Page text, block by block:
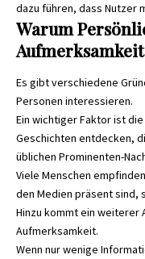
dazu führen, dass Nutzer
Warum
Es gibt verschiedene
Personen interessieren.
Ein wichtiger Faktor ist
Geschichten entdecken,
üblichen Prominenten-
Viele Menschen
den Medien präsent sind,
Hinzu kommt ein weiterer
Aufmerksamkeit.
Wenn nur wenige